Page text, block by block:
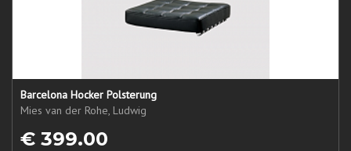
Barcelona Hocker Polsterung
Mies van der Rohe, Ludwig
€ 399.00